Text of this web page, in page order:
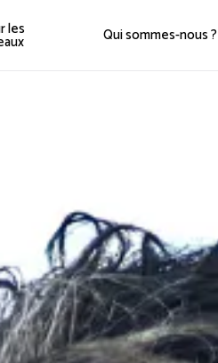
les Qui sommes-nous ?